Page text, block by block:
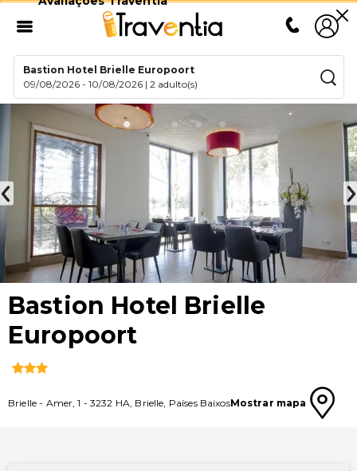
Bastion Hotel Brielle Europoort
09/08/2026 -10/08/2026 |2 adulto(s)
Bastion Hotel Brielle
Europoort
Brielle - Amer, 1 -3232 HA, Brielle, Países BaixosMostrar mapa